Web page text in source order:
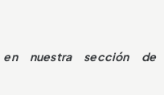
nuestra sección de